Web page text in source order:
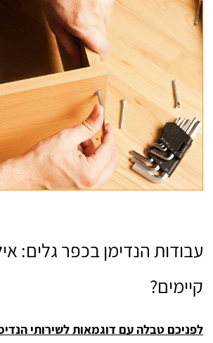
עבודות הנדימן בכפר גלים:
קיימים?
לפניכם טבלה עם דוגמאות לשירותי